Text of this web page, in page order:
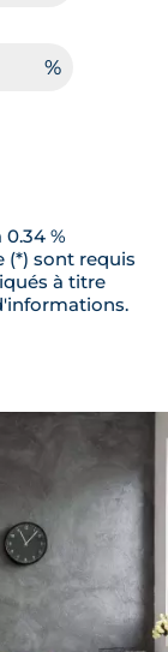
%
(*) sont requis
à titre